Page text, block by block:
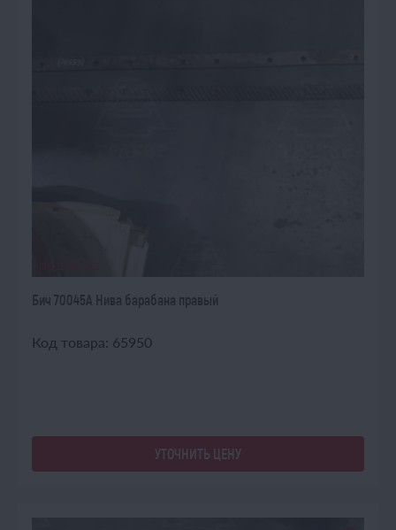
Бич 70045А Нива барабана правый
Код товара: 65950
УТОЧНИТЬ ЦЕНУ